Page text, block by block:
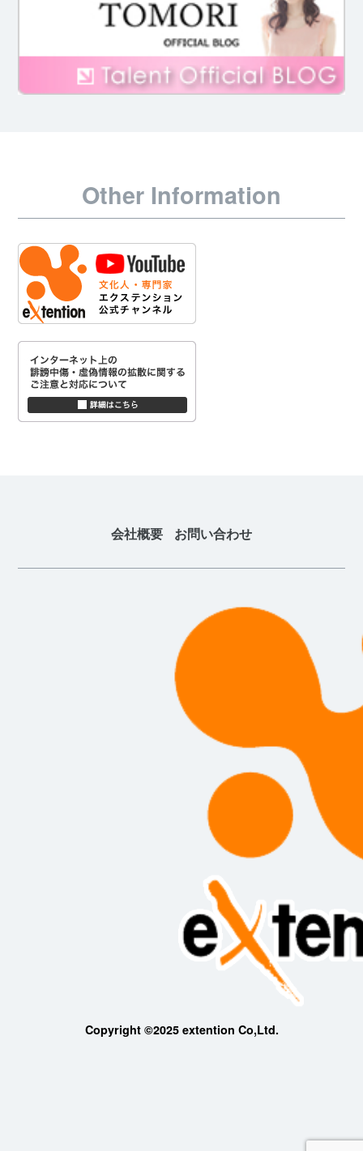
Other Information
会社概要 お問い合わせ
Copyright ©2025 extention Co,Ltd.